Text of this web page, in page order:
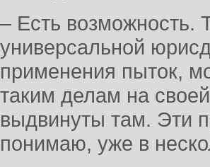
– Есть возможность.
универсальной
применения пыток,
таким делам на
выдвинуты там. Эти
понимаю, уже в